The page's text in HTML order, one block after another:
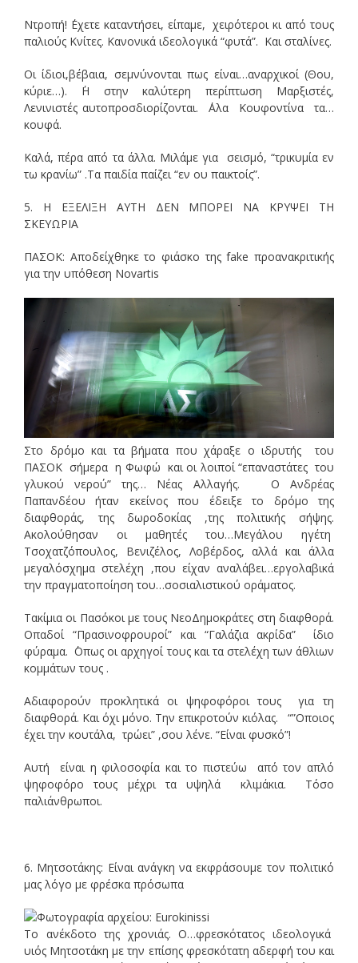
Ντροπή! ΄Εχετε καταντήσει, είπαμε, χειρότεροι κι από τους
παλιούς Κνίτες. Κανονικά ιδεολογικά “φυτά”. Και σταλίνες.
Οι ίδιοι,βέβαια, σεμνύνονται πως είναι…αναρχικοί (Θου,
κύριε…). ΄Η στην καλύτερη περίπτωση Μαρξιστές,
Λενινιστές αυτοπροσδιορίζονται. ΄Αλα Κουφοντίνα τα…
κουφά.
Καλά, πέρα από τα άλλα. Μιλάμε για σεισμό, “τρικυμία εν
τω κρανίω” .Τα παιδία παίζει “εν ου παικτοίς”.
5. Η ΕΞΕΛΙΞΗ ΑΥΤΗ ΔΕΝ ΜΠΟΡΕΙ ΝΑ ΚΡΥΨΕΙ ΤΗ
ΣΚΕΥΩΡΙΑ
ΠΑΣΟΚ: Αποδείχθηκε το φιάσκο της fake προανακριτικής
για την υπόθεση Novartis
Στο δρόμο και τα βήματα που χάραξε ο ιδρυτής του
ΠΑΣΟΚ σήμερα η Φωφώ και οι λοιποί “επαναστάτες του
γλυκού νερού” της… Νέας Αλλαγής. Ο Ανδρέας
Παπανδέου ήταν εκείνος που έδειξε το δρόμο της
διαφθοράς, της δωροδοκίας ,της πολιτικής σήψης.
Ακολούθησαν οι μαθητές του…Μεγάλου ηγέτη
Τσοχατζόπουλος, Βενιζέλος, Λοβέρδος, αλλά και άλλα
μεγαλόσχημα στελέχη ,που είχαν αναλάβει…εργολαβικά
την πραγματοποίηση του…σοσιαλιστικού οράματος.
Τακίμια οι Πασόκοι με τους ΝεοΔημοκράτες στη διαφθορά.
Οπαδοί “Πρασινοφρουροί” και “Γαλάζια ακρίδα” ίδιο
φύραμα. ΄Οπως οι αρχηγοί τους και τα στελέχη των άθλιων
κομμάτων τους .
Αδιαφορούν προκλητικά οι ψηφοφόροι τους για τη
διαφθορά. Και όχι μόνο. Την επικροτούν κιόλας. “”Οποιος
έχει την κουτάλα, τρώει” ,σου λένε. “Είναι φυσκό”!
Αυτή είναι η φιλοσοφία και το πιστεύω από τον απλό
ψηφοφόρο τους μέχρι τα υψηλά κλιμάκια. Τόσο
παλιάνθρωποι.
6. Μητσοτάκης: Είναι ανάγκη να εκφράσουμε τον πολιτικό
μας λόγο με φρέσκα πρόσωπα
Το ανέκδοτο της χρονιάς. Ο…φρεσκότατος ιδεολογικά
υιός Μητσοτάκη με την επίσης φρεσκότατη αδερφή του και